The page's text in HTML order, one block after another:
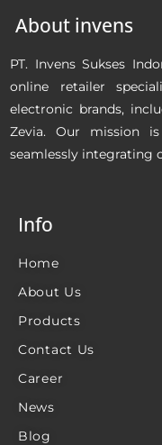
About invens
PT. Invens Sukses
online retailer
electronic brands,
Zevia. Our mission
seamlessly integrating
Info
Home
About Us
Products
Contact Us
Career
News
Blog